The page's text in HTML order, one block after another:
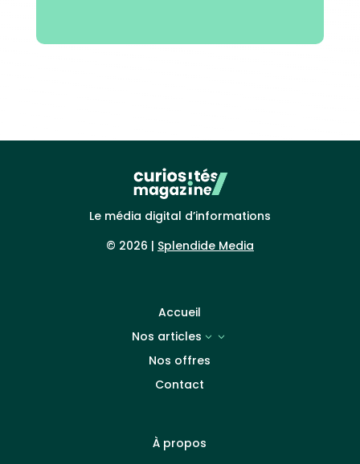
Le média digital d’informations
© 2026 | Splendide Media
Accueil
Nos articles
3
Nos offres
Contact
À propos